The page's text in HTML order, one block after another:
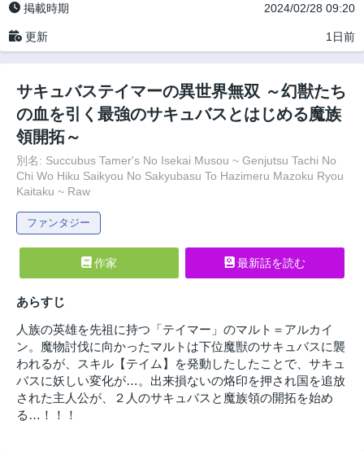
掲載時期 2024/02/28 09:20
更新 1日前
サキュバステイマーの異世界無双 ～幻獣たち
の血を引く最強のサキュバスとはじめる魔族
領開拓～
別名: Succubus Tamer's No Isekai Musou ~ Genjutsu Tachi No
Chi Wo Hiku Saikyou No Sakyubasu To Hazimeru Mazoku Ryou
Kaitaku ~ Raw
ファンタジー
作家 最新話を読む
あらすじ
人族の英雄を先祖に持つ「テイマー」のマルト＝アルカイ
ン。魔物討伐に向かったマルトは下位魔獣のサキュバスに襲
われるが、スキル【テイム】を発動したしたことで、サキュ
バスに妖しい変化が…。出来損ないの烙印を押され国を追放
された主人公が、２人のサキュバスと魔族領の開拓を始め
る…！！！